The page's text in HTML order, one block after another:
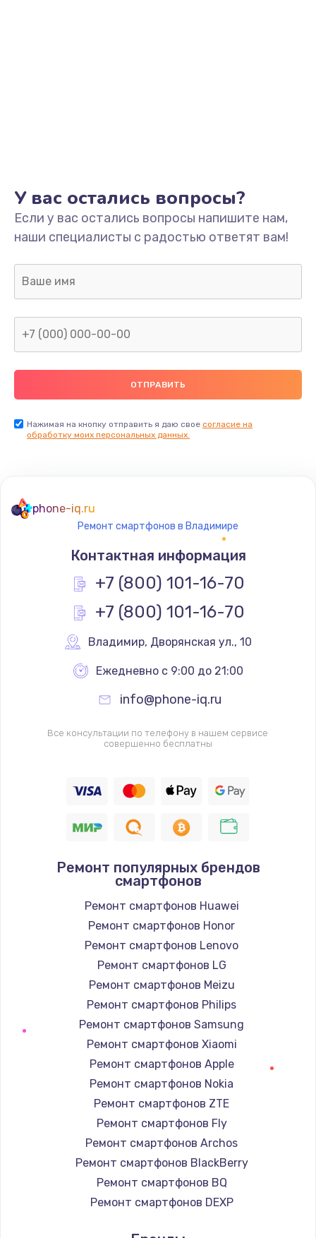
от 1790 руб.
Заказать
Замена кнопки Home (домой)
Замена сканера отпечатка
Заказать
Замена разъема зарядки (питания)
от 390 руб.
Замена элемента
Заказать
от 1190 руб.
Заказать
Замена видеокарты
от 995 руб.
Замена системы охлаждения
от 1500 руб.
Заказать
Ремонт подсветки
от 1200 руб.
Заказать
Чистка от пыли
от 990 руб.
Заказать
Настройка Wi-Fi
от 1030 руб.
Заказать
Восстановление данных
У вас остались вопросы?
Если у вас остались вопросы напишите нам,
наши специалисты с радостью ответят вам!
Нажимая на кнопку отправить я даю свое согласие на
обработку моих персональных данных.
phone-iq.ru
Ремонт смартфонов в Владимире
Контактная информация
+7 (800) 101-16-70
+7 (800) 101-16-70
Владимир, Дворянская ул., 10
Ежедневно с 9:00 до 21:00
info@phone-iq.ru
Все консультации по телефону в нашем сервисе
совершенно бесплатны
Ремонт популярных брендов
смартфонов
Ремонт смартфонов Huawei
Ремонт смартфонов Honor
Ремонт смартфонов Lenovo
Ремонт смартфонов LG
Ремонт смартфонов Meizu
Ремонт смартфонов Philips
Ремонт смартфонов Samsung
Ремонт смартфонов Xiaomi
Ремонт смартфонов Apple
Ремонт смартфонов Nokia
Ремонт смартфонов ZTE
Ремонт смартфонов Fly
Ремонт смартфонов Archos
Ремонт смартфонов BlackBerry
Ремонт смартфонов BQ
Ремонт смартфонов DEXP